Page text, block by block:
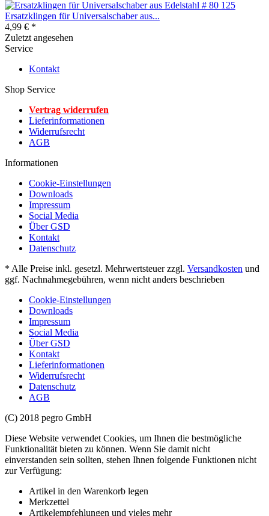
Ersatzklingen für Universalschaber aus...
4,99 € *
Zuletzt angesehen
Service
Kontakt
Shop Service
Vertrag widerrufen
Lieferinformationen
Widerrufsrecht
AGB
Informationen
Cookie-Einstellungen
Downloads
Impressum
Social Media
Über GSD
Kontakt
Datenschutz
* Alle Preise inkl. gesetzl. Mehrwertsteuer zzgl. Versandkosten und
ggf. Nachnahmegebühren, wenn nicht anders beschrieben
Cookie-Einstellungen
Downloads
Impressum
Social Media
Über GSD
Kontakt
Lieferinformationen
Widerrufsrecht
Datenschutz
AGB
(C) 2018 pegro GmbH
Diese Website verwendet Cookies, um Ihnen die bestmögliche
Funktionalität bieten zu können. Wenn Sie damit nicht
einverstanden sein sollten, stehen Ihnen folgende Funktionen nicht
zur Verfügung:
Artikel in den Warenkorb legen
Merkzettel
Artikelempfehlungen und vieles mehr